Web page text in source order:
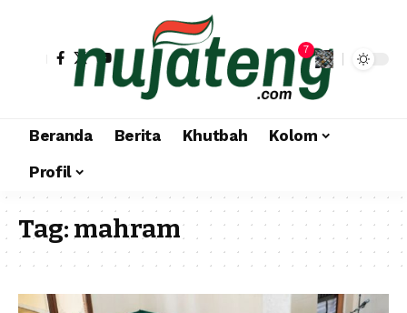
7
Beranda Berita Khutbah
Kolom
Profil
Tag:mahram